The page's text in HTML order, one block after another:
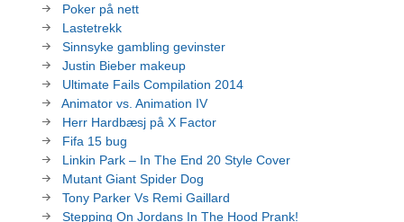
Poker på nett
Lastetrekk
Sinnsyke gambling gevinster
Justin Bieber makeup
Ultimate Fails Compilation 2014
Animator vs. Animation IV
Herr Hardbæsj på X Factor
Fifa 15 bug
Linkin Park – In The End 20 Style Cover
Mutant Giant Spider Dog
Tony Parker Vs Remi Gaillard
Stepping On Jordans In The Hood Prank!